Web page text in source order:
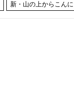
新・山の上からこん